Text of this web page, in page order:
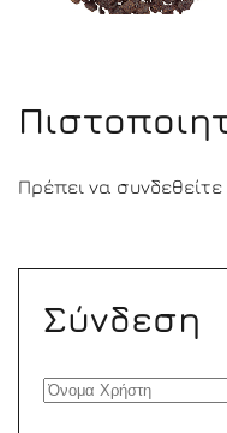
Πρέπει να συνδεθείτε
Σύνδεση